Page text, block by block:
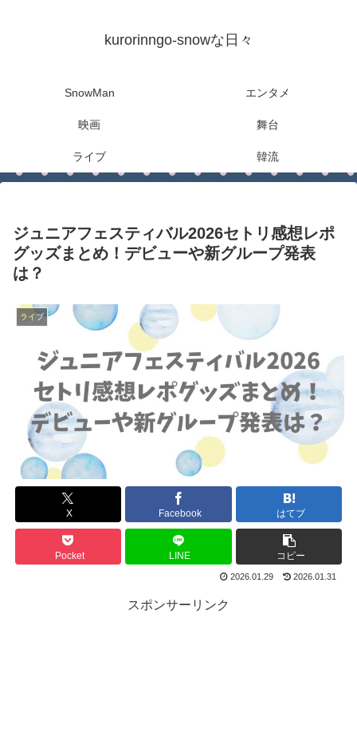
kurorinngo-snowな日々
SnowMan エンタメ
映画 舞台
ライブ 韓流
ジュニアフェスティバル2026セトリ感想レポ
グッズまとめ！デビューや新グループ発表
は？
ライブ
X Facebook はてブ
Pocket LINE コピー
2026.01.29 2026.01.31
スポンサーリンク